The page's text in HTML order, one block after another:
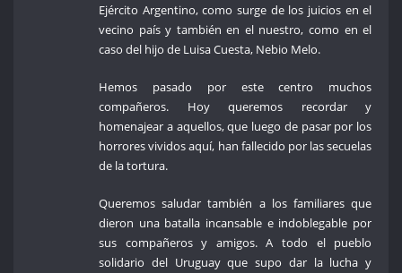
Ejército Argentino, como surge de los juicios en el
vecino país y también en el nuestro, como en el
caso del hijo de Luisa Cuesta, Nebio Melo.
Hemos pasado por este centro muchos
compañeros. Hoy queremos recordar y
homenajear a aquellos, que luego de pasar por los
horrores vividos aquí, han fallecido por las secuelas
de la tortura.
Queremos saludar también a los familiares que
dieron una batalla incansable e indoblegable por
sus compañeros y amigos. A todo el pueblo
solidario del Uruguay que supo dar la lucha y